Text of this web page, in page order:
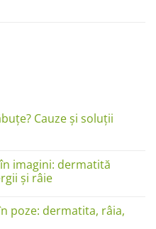
Cauze și soluții
imagini: dermatită
și râie
poze: dermatita, râia,